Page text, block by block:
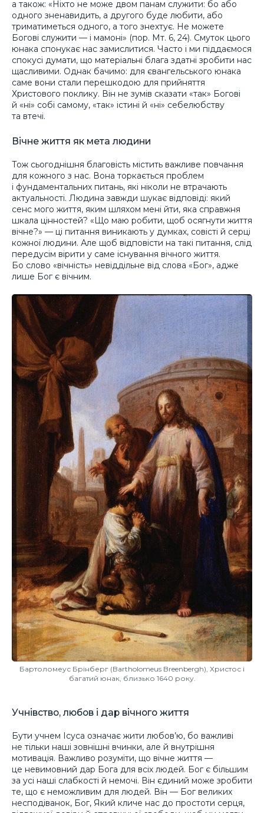
а також: «Ніхто не може двом панам служити: бо або
одного зненавидить, а другого буде любити, або
триматиметься одного, а того знехтує. Не можете
Богові служити — і мамоні» (пор. Мт. 6, 24). Смуток цього
юнака спонукає нас замислитися. Часто і ми піддаємося
спокусі думати, що матеріальні блага здатні зробити нас
щасливими. Однак бачимо: для євангельського юнака
саме вони стали перешкодою для прийняття
Христового поклику. Він не зумів сказати «так» Богові
й «ні» собі самому, «так» істині й «ні» себелюбству
та втечі.
Вічне життя як мета людини
Тож сьогоднішня благовість містить важливе повчання
для кожного з нас. Вона торкається проблем
і фундаментальних питань, які ніколи не втрачають
актуальності. Людина завжди шукає відповіді: який
сенс мого життя, яким шляхом мені йти, яка справжня
шкала цінностей? «Що маю робити, щоб осягнути життя
вічне?» — ці питання виникають у думках, совісті й серці
кожної людини. Але щоб відповісти на такі питання, слід
передусім вірити у саме існування вічного життя.
Бо слово «вічність» невіддільне від слова «Бог», адже
лише Бог є вічним.
Бартоломеус Брінберг (Bartholomeus Breenbergh), Христос і
багатий юнак, близько 1640 року.
Учнівство, любов і дар вічного життя
Бути учнем Ісуса означає жити любов’ю, бо важливі
не тільки наші зовнішні вчинки, але й внутрішня
мотивація. Важливо розуміти, що вічне життя —
це невимовний дар Бога для всіх людей. Бог є більшим
за усі наші слабкості й немочі. Він єдиний може зробити
те, що є неможливим для людей. Він — Бог великих
несподіванок, Бог, Який кличе нас до простоти серця,